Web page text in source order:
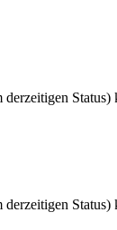
Status)
Status)